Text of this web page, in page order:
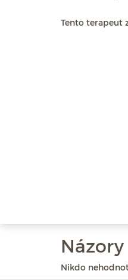
Tento terapeut
Nikdo